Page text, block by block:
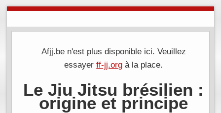
Afjj.be n'est plus disponible ici. Veuillez
essayerff-jj.org à la place.
Le Jiu Jitsu brésilien :
origine et principe